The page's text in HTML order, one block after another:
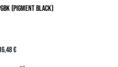
(PIGMENT BLACK)
€